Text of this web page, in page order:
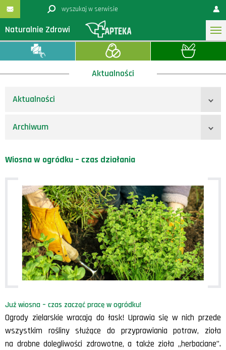
Naturalnie Zdrowi
Aktualności
Aktualności
Archiwum
Wiosna w ogródku – czas działania
Już wiosna – czas zacząć pracę w ogródku!
Ogrody zielarskie wracają do łask! Uprawia się w nich przede
wszystkim rośliny służące do przyprawiania potraw, zioła
na drobne dolegliwości zdrowotne, a także zioła „herbaciane”.